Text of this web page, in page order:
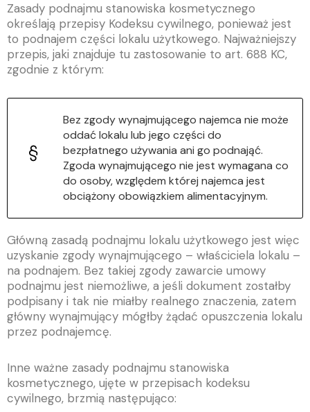
Zasady podnajmu stanowiska kosmetycznego
określają przepisy Kodeksu cywilnego, ponieważ jest
to podnajem części lokalu użytkowego. Najważniejszy
przepis, jaki znajduje tu zastosowanie to art. 688 KC,
zgodnie z którym:
Bez zgody wynajmującego najemca nie może
oddać lokalu lub jego części do
bezpłatnego używania ani go podnająć.
Zgoda wynajmującego nie jest wymagana co
do osoby, względem której najemca jest
obciążony obowiązkiem alimentacyjnym.
Główną zasadą podnajmu lokalu użytkowego jest więc
uzyskanie zgody wynajmującego – właściciela lokalu –
na podnajem. Bez takiej zgody zawarcie umowy
podnajmu jest niemożliwe, a jeśli dokument zostałby
podpisany i tak nie miałby realnego znaczenia, zatem
główny wynajmujący mógłby żądać opuszczenia lokalu
przez podnajemcę.
Inne ważne zasady podnajmu stanowiska
kosmetycznego, ujęte w przepisach kodeksu
cywilnego, brzmią następująco: